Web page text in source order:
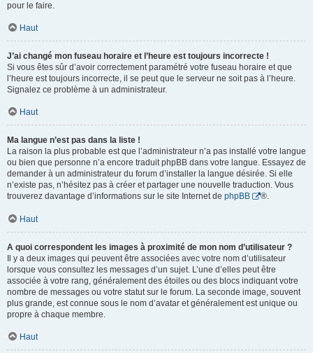
pour le faire.
Haut
J’ai changé mon fuseau horaire et l’heure est toujours incorrecte !
Si vous êtes sûr d’avoir correctement paramétré votre fuseau horaire et que
l’heure est toujours incorrecte, il se peut que le serveur ne soit pas à l’heure.
Signalez ce problème à un administrateur.
Haut
Ma langue n’est pas dans la liste !
La raison la plus probable est que l’administrateur n’a pas installé votre langue
ou bien que personne n’a encore traduit phpBB dans votre langue. Essayez de
demander à un administrateur du forum d’installer la langue désirée. Si elle
n’existe pas, n’hésitez pas à créer et partager une nouvelle traduction. Vous
trouverez davantage d’informations sur le site Internet de phpBB ®.
Haut
A quoi correspondent les images à proximité de mon nom d’utilisateur ?
Il y a deux images qui peuvent être associées avec votre nom d’utilisateur
lorsque vous consultez les messages d’un sujet. L’une d’elles peut être
associée à votre rang, généralement des étoiles ou des blocs indiquant votre
nombre de messages ou votre statut sur le forum. La seconde image, souvent
plus grande, est connue sous le nom d’avatar et généralement est unique ou
propre à chaque membre.
Haut